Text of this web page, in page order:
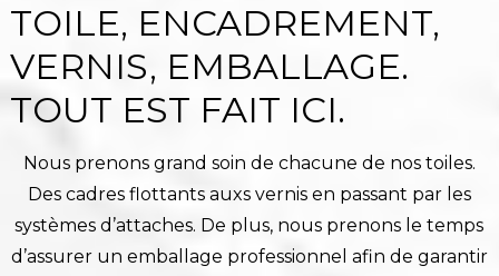
TOILE, ENCADREMENT,
VERNIS, EMBALLAGE.
TOUT EST FAIT ICI.
Nous prenons grand soin de chacune de nos toiles.
Des cadres flottants auxs vernis en passant par les
systèmes d’attaches. De plus, nous prenons le temps
d’assurer un emballage professionnel afin de garantir